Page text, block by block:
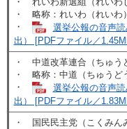
・ 略称：れいわ（れいわ）
・
選挙公報の音声
出） [PDFファイル／
・ 中道改革連合（ちゅう
・ 略称：中道（ちゅうど
・
選挙公報の音声
出） [PDFファイル／
・ 国民民主党（こくみん